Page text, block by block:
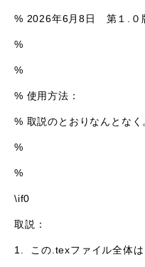
% 2026年6月8日 第１.０
%
%
% 使用方法：
% 取説のとおりなんとなく
%
%
\if0
取説：
1. この.texファイル全体